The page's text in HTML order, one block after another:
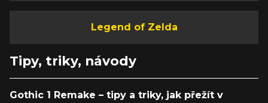
Legend of Zelda
Tipy, triky, návody
Gothic 1 Remake – tipy a triky, jak přežít v